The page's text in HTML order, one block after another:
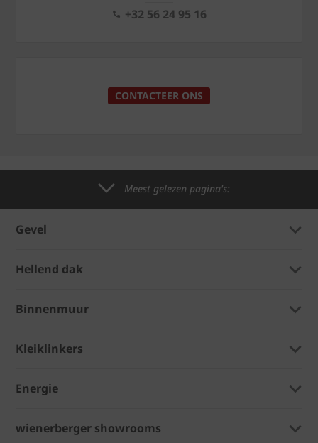
+32 56 24 95 16
CONTACTEER ONS
Meest gelezen pagina's:
Gevel
Hellend dak
Binnenmuur
Kleiklinkers
Energie
wienerberger showrooms